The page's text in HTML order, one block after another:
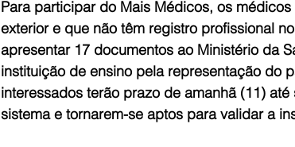
Para participar do Mais Médicos, os
exterior e que não têm registro profissional
apresentar 17 documentos ao Ministério da
instituição de ensino pela representação do
interessados terão prazo de amanhã (11)
sistema e tornarem-se aptos para validar a